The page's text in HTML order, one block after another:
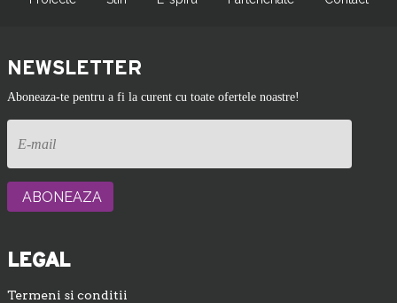
NEWSLETTER
Aboneaza-te pentru a fi la curent cu toate ofertele noastre!
LEGAL
Termeni si conditii